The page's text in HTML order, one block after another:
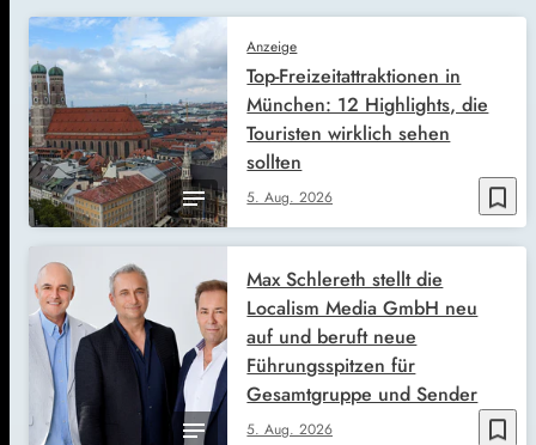
bookmark_border
Anzeige
5. Aug. 2026
Top-Freizeitattraktionen in
München: 12 Highlights, die
Touristen wirklich sehen
sollten
bookmark_border
5. Aug. 2026
Max Schlereth stellt die
Localism Media GmbH neu
auf und beruft neue
Führungsspitzen für
Gesamtgruppe und Sender